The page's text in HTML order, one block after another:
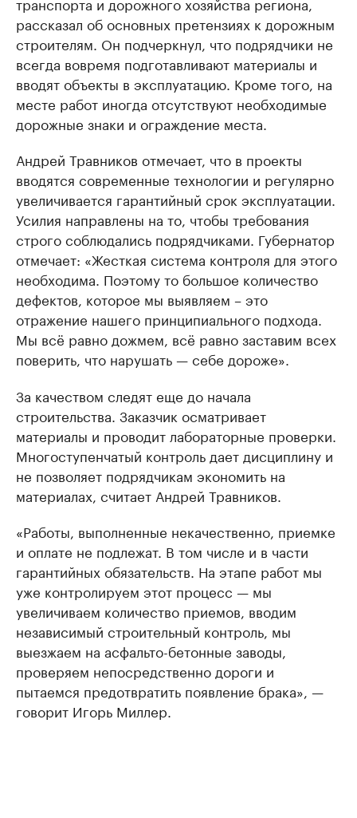
рассказал об основных претензиях к дорожным
строителям. Он подчеркнул, что подрядчики не
всегда вовремя подготавливают материалы и
вводят объекты в эксплуатацию. Кроме того, на
месте работ иногда отсутствуют необходимые
дорожные знаки и ограждение места.
Андрей Травников отмечает, что в проекты
вводятся современные технологии и регулярно
увеличивается гарантийный срок эксплуатации.
Усилия направлены на то, чтобы требования
строго соблюдались подрядчиками. Губернатор
отмечает: «Жесткая система контроля для этого
необходима. Поэтому то большое количество
дефектов, которое мы выявляем – это
отражение нашего принципиального подхода.
Мы всё равно дожмем, всё равно заставим всех
поверить, что нарушать — себе дороже».
За качеством следят еще до начала
строительства. Заказчик осматривает
материалы и проводит лабораторные проверки.
Многоступенчатый контроль дает дисциплину и
не позволяет подрядчикам экономить на
материалах, считает Андрей Травников.
«Работы, выполненные некачественно, приемке
и оплате не подлежат. В том числе и в части
гарантийных обязательств. На этапе работ мы
уже контролируем этот процесс — мы
увеличиваем количество приемов, вводим
независимый строительный контроль, мы
выезжаем на асфальто-бетонные заводы,
проверяем непосредственно дороги и
пытаемся предотвратить появление брака», —
говорит Игорь Миллер.